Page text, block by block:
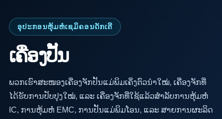
ອຸປະກອນຫຸ້ມຫໍ່ເຊມິຄອນດັກເຕີ
ເຄື່ອງປັ້ນ
ພວກເຮົາສະໜອງເຄື່ອງຈັກປັ້ນແມ່ພິມເຄິ່ງຕົວນຳໃໝ່, ເຄື່ອງຈັກທີ່
ໄດ້ຮັບການປັບປຸງໃໝ່, ແລະ ເຄື່ອງຈັກທີ່ໃຊ້ແລ້ວສຳລັບການຫຸ້ມຫໍ່
IC, ການຫຸ້ມຫໍ່ EMC, ການປັ້ນແມ່ພິມໂອນ, ແລະ ສາຍການຜະລິດ